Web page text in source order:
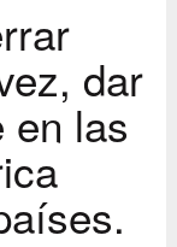
dar
en las